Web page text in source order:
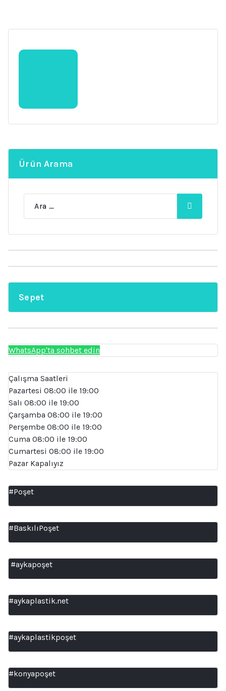
Ürün Arama
Sepet
WhatsApp'ta sohbet edin
Çalışma Saatleri
Pazartesi 08:00 ile 19:00
Salı 08:00 ile 19:00
Çarşamba 08:00 ile 19:00
Perşembe 08:00 ile 19:00
Cuma 08:00 ile 19:00
Cumartesi 08:00 ile 19:00
Pazar Kapalıyız
#Poşet
#BaskılıPoşet
#aykapoşet
#aykaplastik.net
#aykaplastikpoşet
#konyapoşet